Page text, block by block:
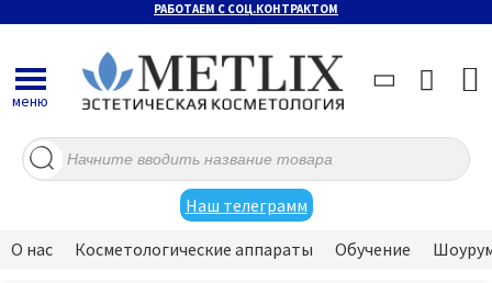
РАБОТАЕМ С СОЦ.КОНТРАКТОМ
Поиск
товаров
Наш телеграмм
меню
О нас Косметологические аппараты Обучение